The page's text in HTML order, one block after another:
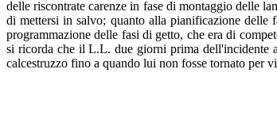
delle riscontrate carenze in fase di montaggio delle
di mettersi in salvo; quanto alla pianificazione delle
programmazione delle fasi di getto, che era di
si ricorda che il L.L. due giorni prima dell'incidente
calcestruzzo fino a quando lui non fosse tornato per